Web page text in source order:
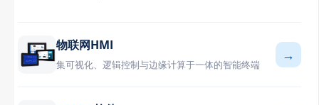
物联网HMI
集可视化、逻辑控制与边缘计算于一体的智能终端
→